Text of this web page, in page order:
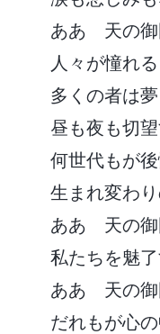
ああ 天の御
人々が憧れ
多くの者は
昼も夜も切
何世代もが
生まれ変わ
ああ 天の御
私たちを魅
ああ 天の御
だれもが心